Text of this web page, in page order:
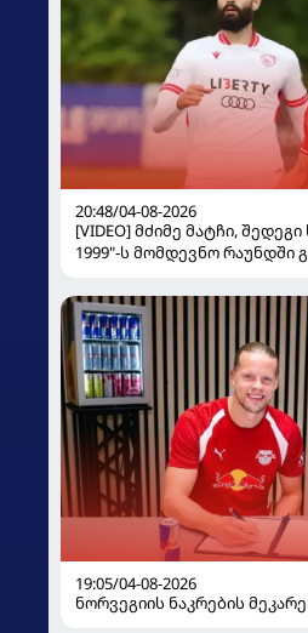
20:48/04-08-2026
[VIDEO] მძიმე მატჩი,
1999"-ს მომდევნო რაუნდში
19:05/04-08-2026
ნორვეგიის ნაკრების